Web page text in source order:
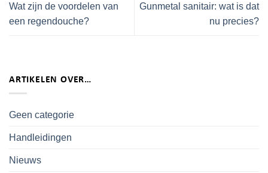
Wat zijn de voordelen van
een regendouche?
Gunmetal sanitair: wat is dat
nu precies?
ARTIKELEN OVER…
Geen categorie
Handleidingen
Nieuws